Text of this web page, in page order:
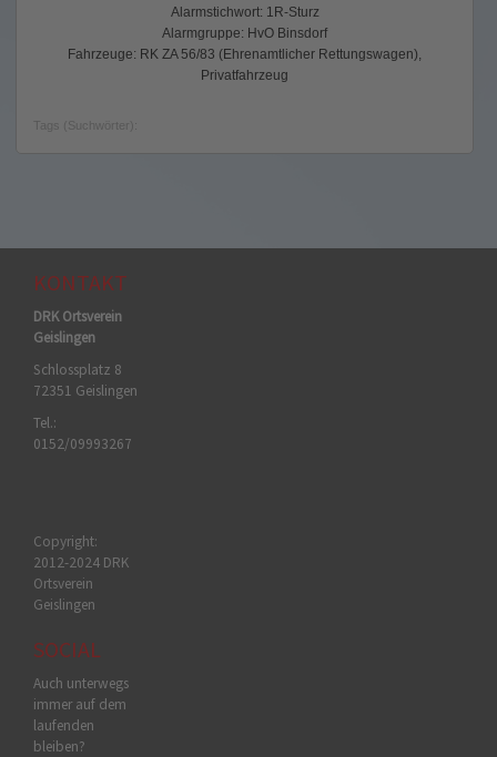
Alarmstichwort: 1R-Sturz
Alarmgruppe: HvO Binsdorf
Fahrzeuge: RK ZA 56/83 (Ehrenamtlicher Rettungswagen),
Privatfahrzeug
Tags (Suchwörter):
KONTAKT
DRK Ortsverein
Geislingen
Schlossplatz 8
72351 Geislingen
Tel.:
0152/09993267
Copyright:
2012-2024 DRK
Ortsverein
Geislingen
SOCIAL
Auch unterwegs
immer auf dem
laufenden
bleiben?